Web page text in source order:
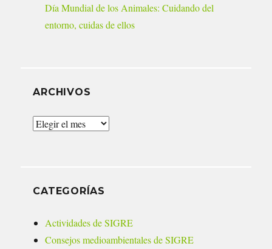
Día Mundial de los Animales: Cuidando del
entorno, cuidas de ellos
ARCHIVOS
Archivos
CATEGORÍAS
Actividades de SIGRE
Consejos medioambientales de SIGRE